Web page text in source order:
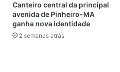
Canteiro central da principal
avenida de Pinheiro-MA
ganha nova identidade
2 semanas atrás